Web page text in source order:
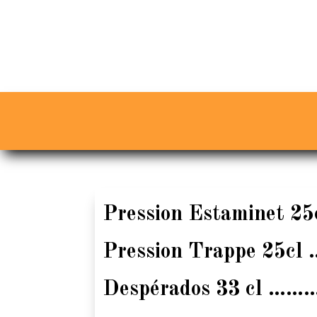
Pression Estaminet
Pression Trappe 25cl
Despérados 33 cl